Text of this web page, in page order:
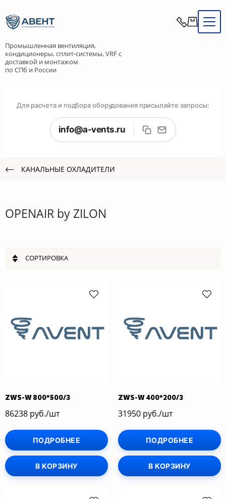
Промышленная вентиляция,
кондиционеры, сплит-системы, VRF с
доставкой и монтажом
по СПб и России
Для расчета и подбора оборудования присылайте запросы:
info@a-vents.ru
КАНАЛЬНЫЕ ОХЛАДИТЕЛИ
OPENAIR by ZILON
СОРТИРОВКА
ZWS-W 800*500/3
86238 руб./шт
ПОДРОБНЕЕ
В КОРЗИНУ
ZWS-W 400*200/3
31950 руб./шт
ПОДРОБНЕЕ
В КОРЗИНУ